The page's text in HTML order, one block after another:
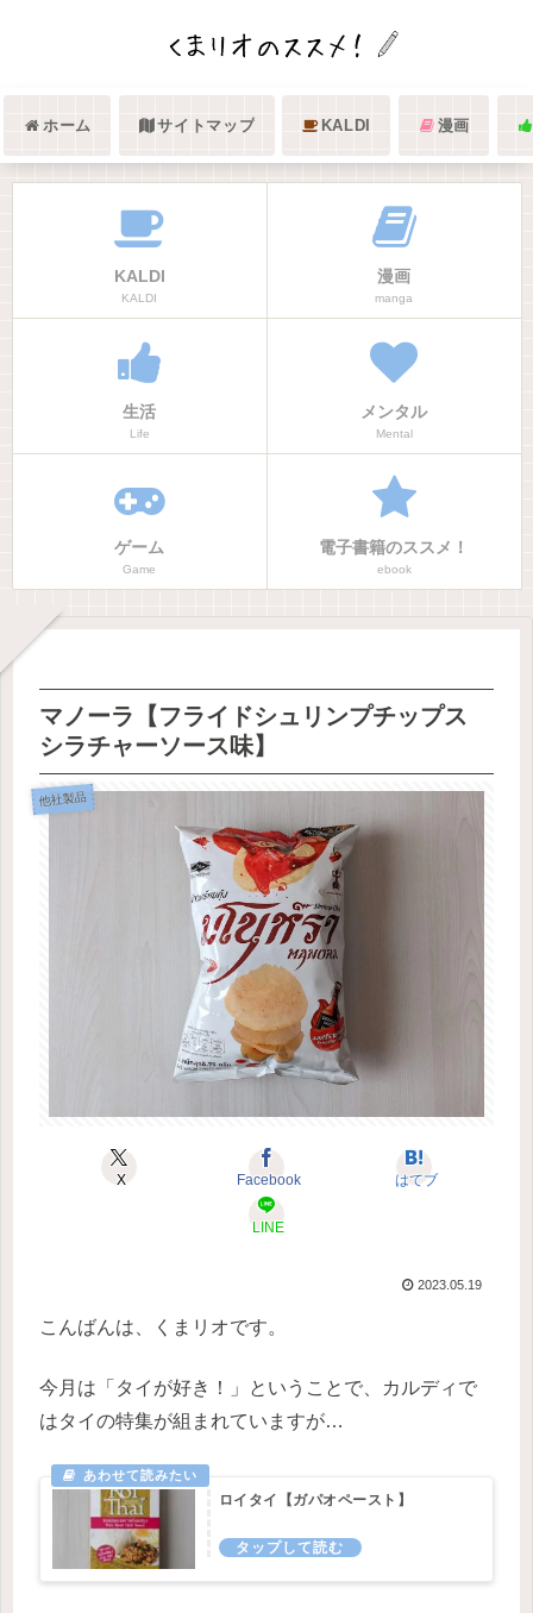
ホーム サイトマップ KALDI 漫画
KALDI
KALDI
漫画
manga
生活
Life
メンタル
Mental
ゲーム
Game
電子書籍のススメ！
ebook
マノーラ【フライドシュリンプチップス
シラチャーソース味】
他社製品
X Facebook はてブ
LINE
2023.05.19
こんばんは、くまリオです。
今月は「タイが好き！」ということで、カルディで
はタイの特集が組まれていますが…
ロイタイ【ガパオペースト】